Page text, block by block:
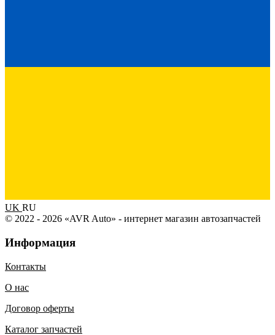
UK RU
© 2022 - 2026 «AVR Auto» - интернет магазин автозапчастей
Информация
Контакты
О нас
Договор оферты
Каталог запчастей